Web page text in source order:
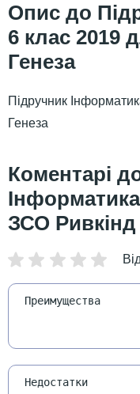
6 клас 2019
Генеза
Підручник
Генеза
ЗСО Ривкінд